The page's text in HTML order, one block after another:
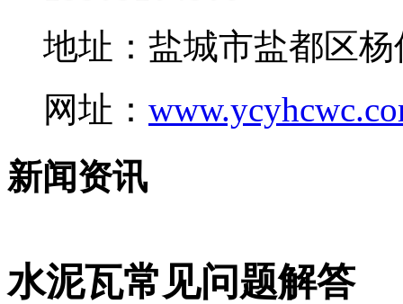
地址：盐城市盐都区
网址：
新闻资讯
水泥瓦常见问题解答